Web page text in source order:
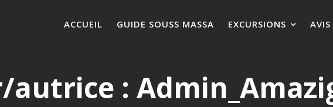
ACCUEIL GUIDE SOUSS MASSA EXCURSIONS AVIS
autrice :